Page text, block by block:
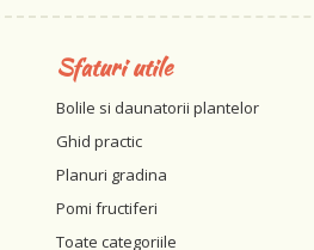
Sfaturi utile
Bolile si daunatorii plantelor
Ghid practic
Planuri gradina
Pomi fructiferi
Toate categoriile